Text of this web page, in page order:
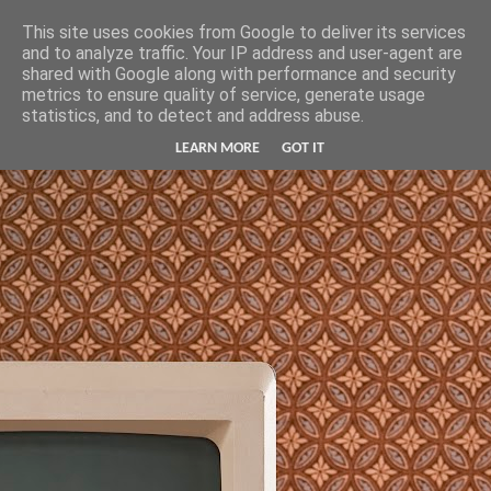
This site uses cookies from Google to deliver its services
and to analyze traffic. Your IP address and user-agent are
shared with Google along with performance and security
metrics to ensure quality of service, generate usage
statistics, and to detect and address abuse.
LEARN MORE GOT IT
Hunter Jerusalem Journal